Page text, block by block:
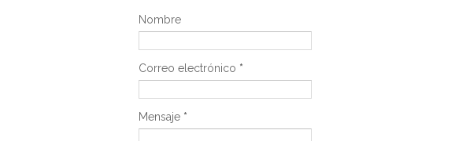
Nombre
Correo electrónico *
Mensaje *